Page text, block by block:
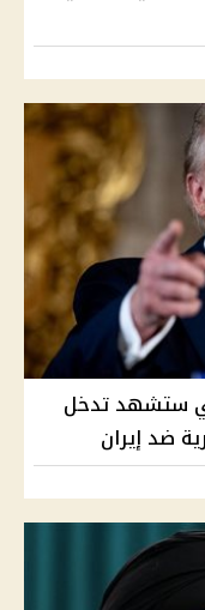
ستشهد تدخل
ضد إيران